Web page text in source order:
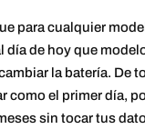
para cualquier
día de hoy que
la batería. De
como el primer día,
sin tocar tus